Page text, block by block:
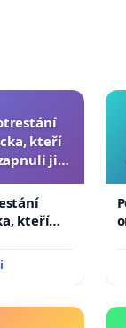
view?
kteří
ji a
kteří
ji a